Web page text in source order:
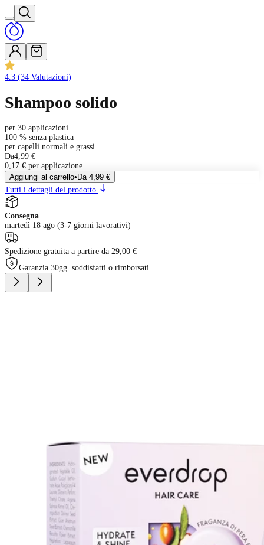
4.3 (34 Valutazioni)
Shampoo solido
per 30 applicazioni
100 % senza plastica
per capelli normali e grassi
Da4,99 €
0,17 € per applicazione
Aggiungi al carrello•Da 4,99 €
Tutti i dettagli del prodotto
Consegna
martedì 18 ago (3-7 giorni lavorativi)
Spedizione gratuita a partire da 29,00 €
Garanzia 30gg. soddisfatti o rimborsati